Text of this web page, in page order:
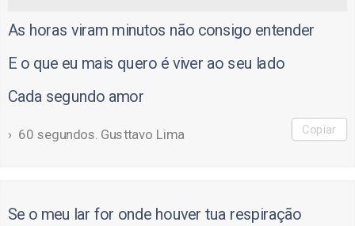
As horas viram minutos não consigo entender
E o que eu mais quero é viver ao seu lado
Cada segundo amor
60 segundos. Gusttavo Lima Copiar
Se o meu lar for onde houver tua respiração